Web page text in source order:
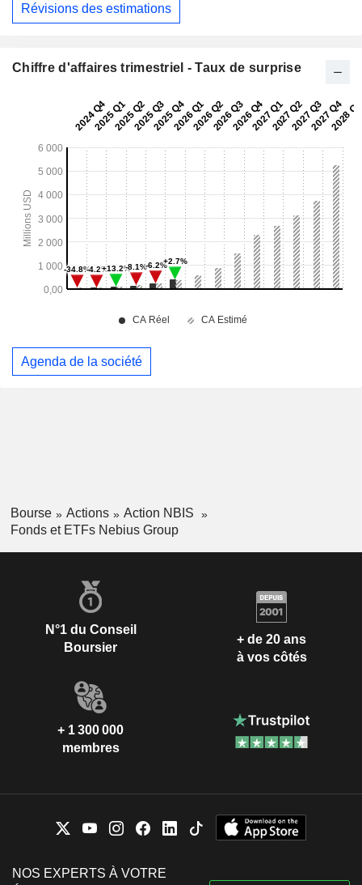
Révisions des estimations
Chiffre d'affaires trimestriel - Taux de surprise
Agenda de la société
Bourse Actions
Action NBIS
Fonds et ETFs Nebius Group
N°1 du Conseil
Boursier
+ de 20 ans
à vos côtés
+ 1 300 000
membres
NOS EXPERTS À VOTRE